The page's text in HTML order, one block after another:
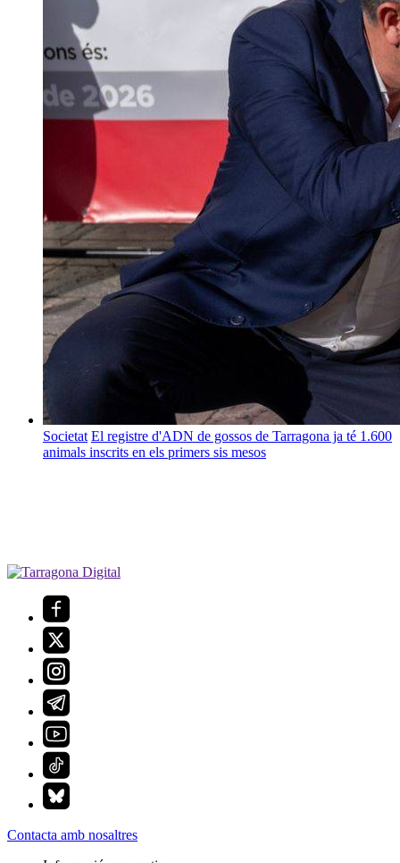
Societat El registre d'ADN de gossos de Tarragona ja té 1.600
animals inscrits en els primers sis mesos
Contacta amb nosaltres